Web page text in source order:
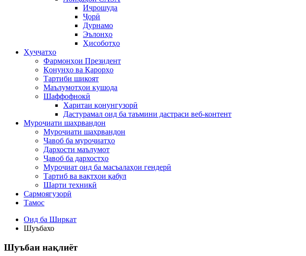
Иҷрошуда
Ҷорӣ
Дурнамо
Эълонҳо
Ҳисоботҳо
Ҳуҷҷатҳо
Фармонҳои Президент
Қонунҳо ва Қарорҳо
Тартиби шикоят
Маълумотҳои кушода
Шаффофнокӣ
Харитаи қонунгузорӣ
Дастурамал оид ба таъмини дастраси веб-контент
Муроҷиати шаҳрвандон
Муроҷиати шаҳрвандон
Ҷавоб ба муроҷиатҳо
Дархости маълумот
Ҷавоб ба дархостҳо
Муроҷиат оид ба масъалаҳои гендерӣ
Тартиб ва вақтҳои қабул
Шарти техникӣ
Сармоягузорӣ
Тамос
Оид ба Ширкат
Шуъбахо
Шуъбаи нақлиёт